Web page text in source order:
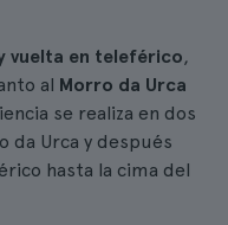
vuelta en teleférico,
al Morro da Urca
se realiza en dos
da Urca y después
hasta la cima del